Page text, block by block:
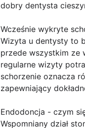
dobry dentysta
Wcześnie wykryte
Wizyta u dentysty to
przede wszystkim ze
regularne wizyty
schorzenie oznacza
zapewniający
Endodoncja - czym
Wspomniany dział